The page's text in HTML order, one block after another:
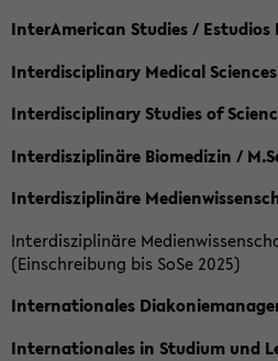
InterAmerican Studies /
Interdisciplinary Medical Sciences
Interdisciplinary Studies of
Interdisziplinäre Biomedizin /
Interdisziplinäre
Interdisziplinäre
(Einschreibung bis SoSe 2025)
Internationales
Internationales in Studium und